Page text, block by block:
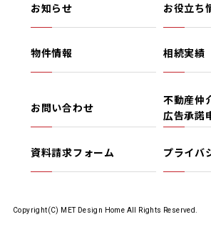
お知らせ お役立ち
物件情報 相続実績
お問い合わせ
不動産仲
広告承諾
資料請求フォーム プライバ
Copyright(C) MET Design Home All Rights Reserved.